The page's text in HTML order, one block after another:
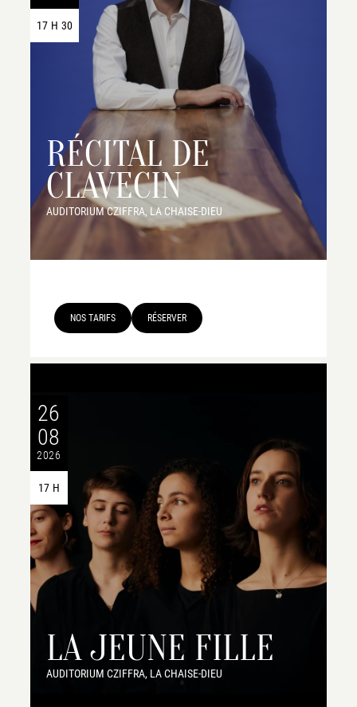
17 H 30
RÉCITAL DE
CLAVECIN
AUDITORIUM CZIFFRA, LA CHAISE-DIEU
NOS TARIFS RÉSERVER
26
08
2026
17 H
LA JEUNE FILLE
AUDITORIUM CZIFFRA, LA CHAISE-DIEU